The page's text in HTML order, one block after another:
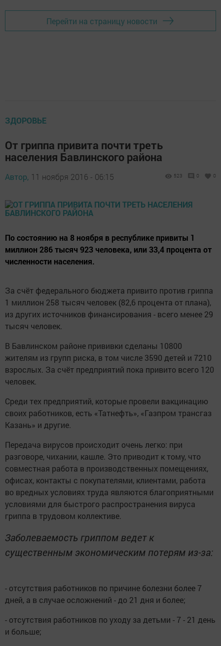
Перейти на страницу новости
ЗДОРОВЬЕ
От гриппа привита почти треть
населения Бавлинского района
Автор, 11 ноября 2016 - 06:15 523 0 0
По состоянию на 8 ноября в республике привиты 1
миллион 286 тысяч 923 человека, или 33,4 процента от
численности населения.
За счёт федерального бюджета привито против гриппа
1 миллион 258 тысяч человек (82,6 процента от плана),
из других источников финансирования - всего менее 29
тысяч человек.
В Бавлинском районе прививки сделаны 10800
жителям из групп риска, в том числе 3590 детей и 7210
взрослых. За счёт предприятий пока привито всего 120
человек.
Среди тех предприятий, которые провели вакцинацию
своих работников, есть «Татнефть», «Газпром трансгаз
Казань» и другие.
Передача вирусов происходит очень легко: при
разговоре, чихании, кашле. Это приводит к тому, что
совместная работа в производственных помещениях,
офисах, контакты с покупателями, клиентами, работа
во вредных условиях труда являются благоприятными
условиями для быстрого распространения вируса
гриппа в трудовом коллективе.
Заболеваемость гриппом ведет к
существенным экономическим потерям из-за:
- отсутствия работников по причине болезни более 7
дней, а в случае осложнений - до 21 дня и более;
- отсутствия работников по уходу за детьми - 7 - 21 день
и больше;